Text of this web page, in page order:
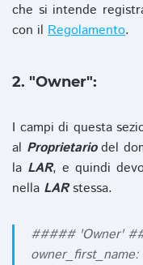
che si intende
con il Regolamento.
2. "Owner":
I campi di questa
al Proprietariodel
la LAR, e quindi
nella LARstessa.
##### 'Owner'